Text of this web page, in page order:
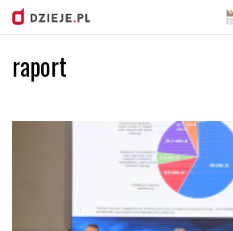
raport